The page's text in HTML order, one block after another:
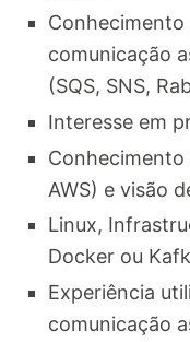
comunicação
(SQS, SNS,
Interesse em
AWS) e visão
Linux,
Docker ou
Experiência
comunicação